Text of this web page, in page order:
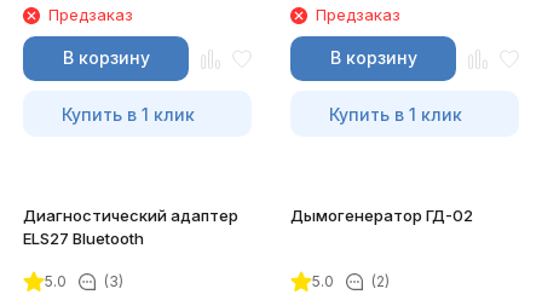
Предзаказ
В корзину
Купить в 1 клик
Предзаказ
В корзину
Купить в 1 клик
Диагностический адаптер
ELS27 Bluetooth
5.0 (3)
Дымогенератор ГД-02
5.0 (2)